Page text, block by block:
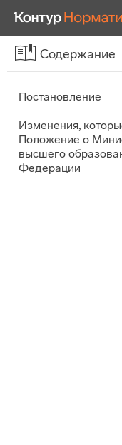
Содержание
Постановление
Изменения,
Положение о
высшего
Федерации